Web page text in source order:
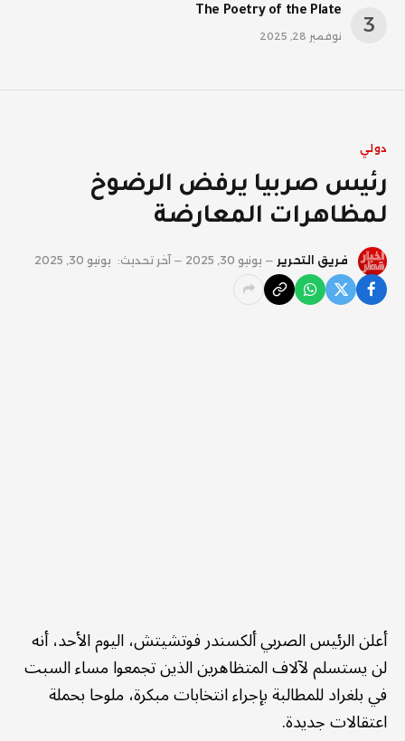
The Poetry of the Plate
نوفمبر 28, 2025
دولي
رئيس صربيا يرفض الرضوخ
لمظاهرات المعارضة
فريق التحرير يونيو 30, 2025 آخر تحديث: يونيو 30, 2025
أعلن الرئيس الصربي ألكسندر فوتشيتش، اليوم الأحد، أنه
لن يستسلم لآلاف المتظاهرين الذين تجمعوا مساء السبت
في بلغراد للمطالبة بإجراء انتخابات مبكرة، ملوحا بحملة
اعتقالات جديدة.